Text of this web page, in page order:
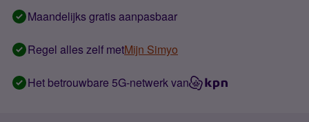
Maandelijks gratis aanpasbaar
Regel alles zelf metMijn Simyo
Het betrouwbare 5G-netwerk van